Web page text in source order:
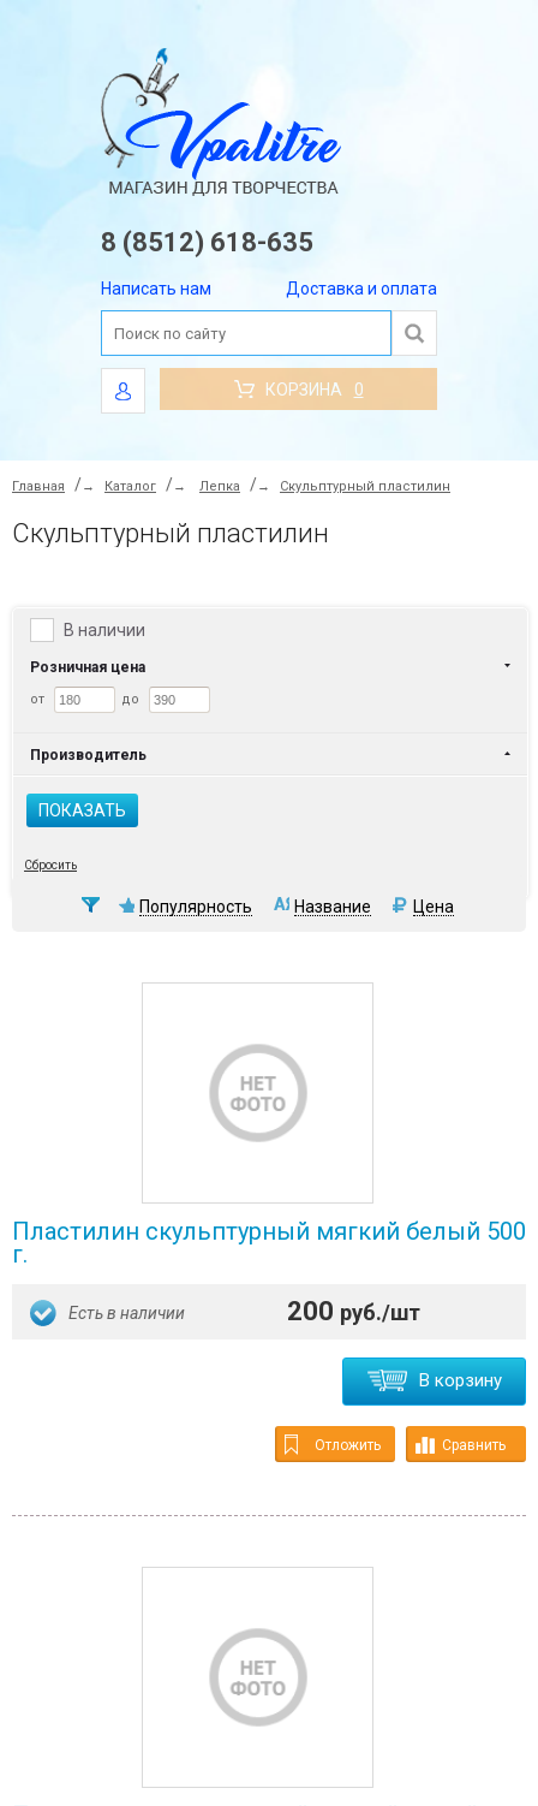
8 (8512) 618-635
Написать нам Доставка и оплата
КОРЗИНА 0
Главная → Каталог → Лепка → Скульптурный пластилин
Скульптурный пластилин
В наличии
Розничная цена
от до
Производитель
ПОКАЗАТЬ
Сбросить
Популярность Название Цена
Пластилин скульптурный мягкий белый 500
г.
Есть в наличии 200 руб./шт
В корзину
Отложить Сравнить